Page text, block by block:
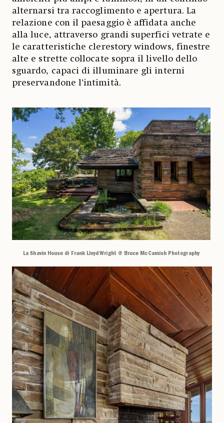
alternarsi tra raccoglimento e apertura. La
relazione con il paesaggio è affidata anche
alla luce, attraverso grandi superfici vetrate e
le caratteristiche clerestory windows, finestre
alte e strette collocate sopra il livello dello
sguardo, capaci di illuminare gli interni
preservandone l’intimità.
La Shavin House di Frank Lloyd Wright @ Bruce McCamish Photography